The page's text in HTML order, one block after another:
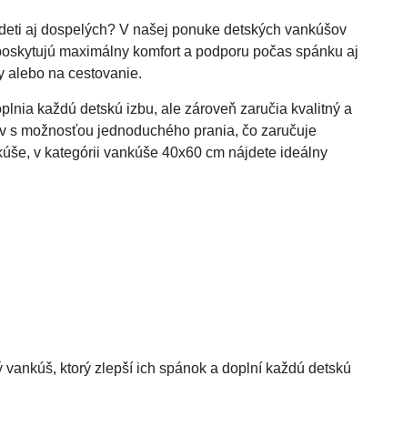
aj dospelých? V našej ponuke detských vankúšov
maximálny komfort a podporu počas spánku aj
alebo na cestovanie.
každú detskú izbu, ale zároveň zaručia kvalitný a
s možnosťou jednoduchého prania, čo zaručuje
v kategórii vankúše 40x60 cm nájdete ideálny
ktorý zlepší ich spánok a doplní každú detskú